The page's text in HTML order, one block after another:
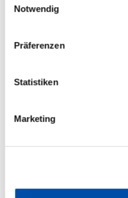
Notwendig
Präferenzen
Statistiken
Marketing
Source
E-Mail:M.Rieg[at]kh-itzehoe.de